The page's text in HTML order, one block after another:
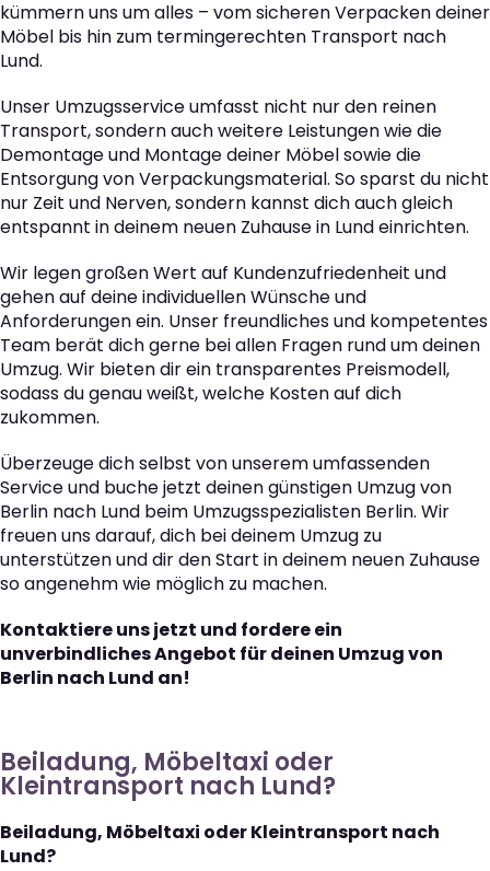
kümmern uns um alles – vom sicheren Verpacken deiner
Möbel bis hin zum termingerechten Transport nach
Lund.
Unser Umzugsservice umfasst nicht nur den reinen
Transport, sondern auch weitere Leistungen wie die
Demontage und Montage deiner Möbel sowie die
Entsorgung von Verpackungsmaterial. So sparst du nicht
nur Zeit und Nerven, sondern kannst dich auch gleich
entspannt in deinem neuen Zuhause in Lund einrichten.
Wir legen großen Wert auf Kundenzufriedenheit und
gehen auf deine individuellen Wünsche und
Anforderungen ein. Unser freundliches und kompetentes
Team berät dich gerne bei allen Fragen rund um deinen
Umzug. Wir bieten dir ein transparentes Preismodell,
sodass du genau weißt, welche Kosten auf dich
zukommen.
Überzeuge dich selbst von unserem umfassenden
Service und buche jetzt deinen günstigen Umzug von
Berlin nach Lund beim Umzugsspezialisten Berlin. Wir
freuen uns darauf, dich bei deinem Umzug zu
unterstützen und dir den Start in deinem neuen Zuhause
so angenehm wie möglich zu machen.
Kontaktiere uns jetzt und fordere ein
unverbindliches Angebot für deinen Umzug von
Berlin nach Lund an!
Beiladung, Möbeltaxi oder
Kleintransport nach Lund?
Beiladung, Möbeltaxi oder Kleintransport nach
Lund?